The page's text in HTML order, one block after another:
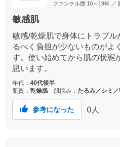
ファンケル歴 10～19年 ／
敏感肌
敏感/乾燥肌で身体にトラブ
るべく負担が少ないものがよ
す。使い始めてから肌の状態
思います。
年代： 40代後半
肌質： 乾燥肌 肌悩み： たるみ／シミ
参考になった 0 人